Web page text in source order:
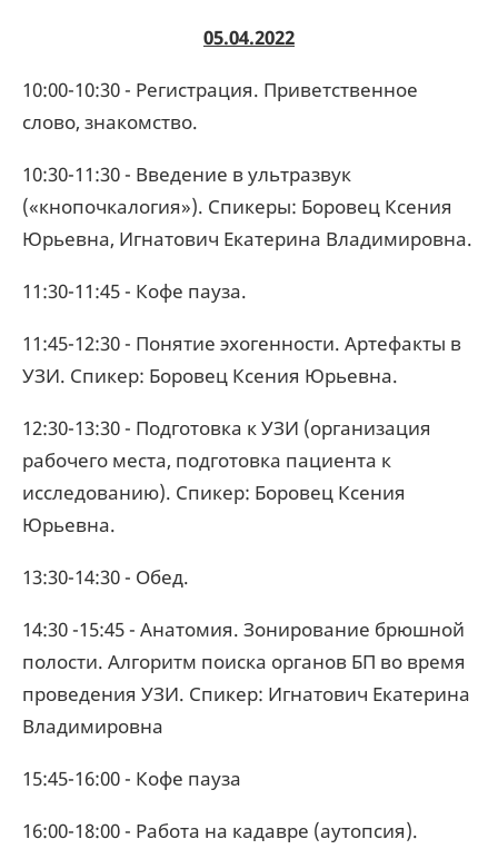
05.04.2022
10:00-10:30 - Регистрация. Приветственное
слово, знакомство.
10:30-11:30 - Введение в ультразвук
(«кнопочкалогия»). Спикеры: Боровец Ксения
Юрьевна, Игнатович Екатерина Владимировна.
11:30-11:45 - Кофе пауза.
11:45-12:30 - Понятие эхогенности. Артефакты в
УЗИ. Спикер: Боровец Ксения Юрьевна.
12:30-13:30 - Подготовка к УЗИ (организация
рабочего места, подготовка пациента к
исследованию). Спикер: Боровец Ксения
Юрьевна.
13:30-14:30 - Обед.
14:30 -15:45 - Анатомия. Зонирование брюшной
полости. Алгоритм поиска органов БП во время
проведения УЗИ. Спикер: Игнатович Екатерина
Владимировна
15:45-16:00 - Кофе пауза
16:00-18:00 - Работа на кадавре (аутопсия).